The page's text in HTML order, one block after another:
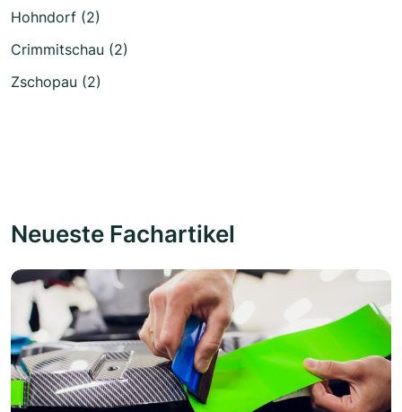
Hohndorf (2)
Crimmitschau (2)
Zschopau (2)
Neueste Fachartikel